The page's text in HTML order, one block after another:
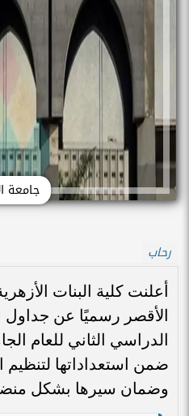
جامعة
رحاب
أعلنت كلية البنات
الأقصر رسميًا عن جداول
ضمن استعداداتها لتنظيم
وضمان سيرها بشكل